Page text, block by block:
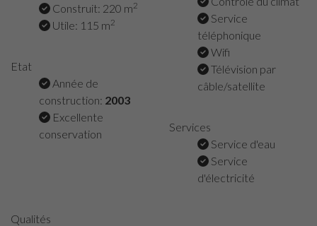
Construit: 220 m2
Utile: 115 m2
Etat
Année de
construction: 2003
Excellente
conservation
Service
téléphonique
Wifi
Télévision par
câble/satellite
Services
Service d'eau
Service
d'électricité
Qualités